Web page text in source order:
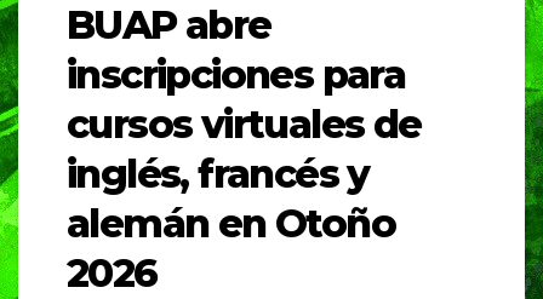
BUAP abre
inscripciones para
cursos virtuales de
inglés, francés y
alemán en Otoño
2026